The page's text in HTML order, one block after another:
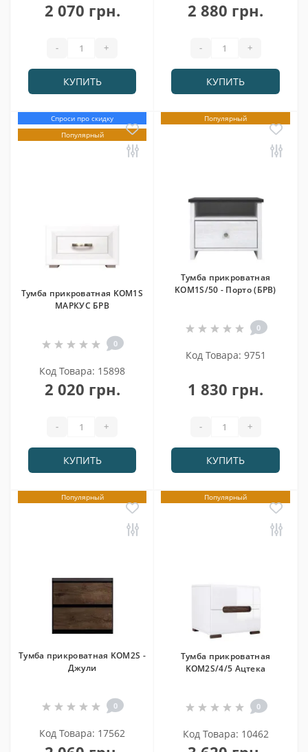
2 070 грн.
- +
КУПИТЬ
2 880 грн.
- +
КУПИТЬ
Спроси про скидку
Популярный
Тумба прикроватная KOM1S
МАРКУС БРВ
0
Код Товара: 15898
2 020 грн.
- +
КУПИТЬ
Популярный
Тумба прикроватная
KOM1S/50 - Порто (БРВ)
0
Код Товара: 9751
1 830 грн.
- +
КУПИТЬ
Популярный
Тумба прикроватная KOM2S -
Джули
0
Код Товара: 17562
Популярный
Тумба прикроватная
KOM2S/4/5 Ацтека
0
Код Товара: 10462